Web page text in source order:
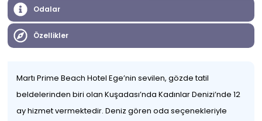
Odalar
Özellikler
Martı Prime Beach Hotel Ege’nin sevilen, gözde tatil
beldelerinden biri olan Kuşadası’nda Kadınlar Denizi’nde 12
ay hizmet vermektedir. Deniz gören oda seçenekleriyle